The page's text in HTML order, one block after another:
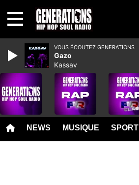
NEWS MUSIQUE SPORT
VOUS ÉCOUTEZ GENERATIONS
Gazo
Kassav